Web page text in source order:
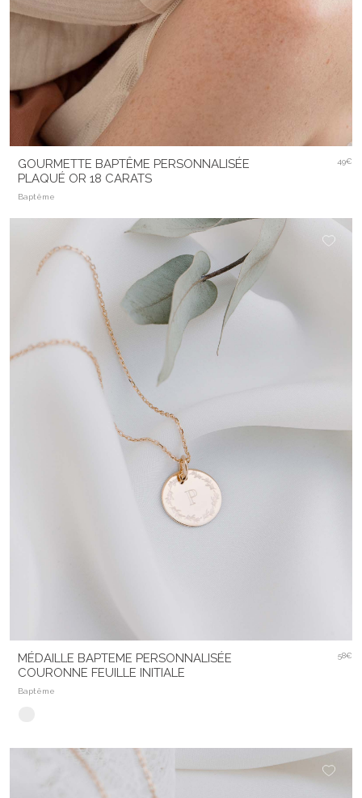
GOURMETTE BAPTÊME PERSONNALISÉE
PLAQUÉ OR 18 CARATS
Baptême
49€
MÉDAILLE BAPTEME PERSONNALISÉE
COURONNE FEUILLE INITIALE
Baptême
58€